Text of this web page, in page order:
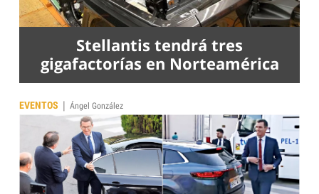
Stellantis tendrá tres
gigafactorías en Norteamérica
EVENTOS | Ángel González